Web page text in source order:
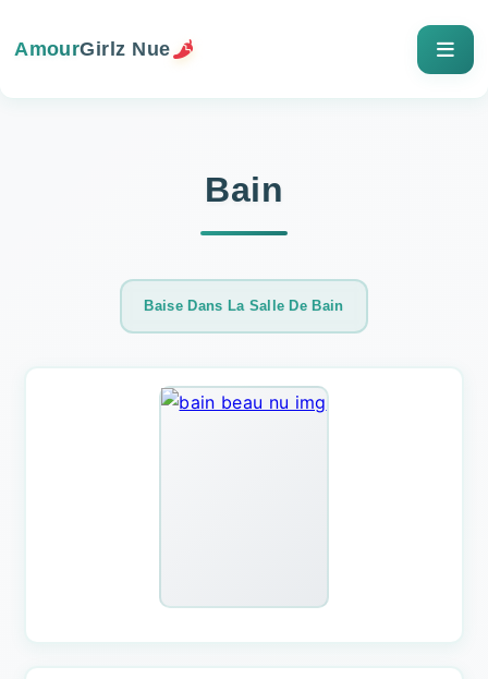
AmourGirlz Nue
Bain
Baise Dans La Salle De Bain